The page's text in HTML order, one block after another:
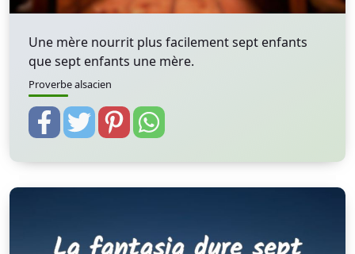
Une mère nourrit plus facilement sept enfants
que sept enfants une mère.
Proverbe alsacien